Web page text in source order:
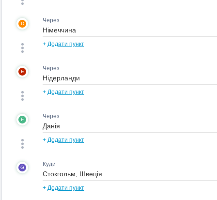
D Через
+ Додати пункт
E Через
+ Додати пункт
F Через
+ Додати пункт
G Куди
+ Додати пункт